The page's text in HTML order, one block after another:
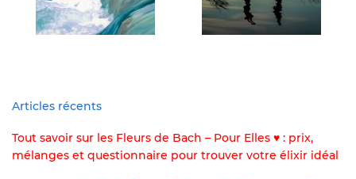
Articles récents
Tout savoir sur les Fleurs de Bach – Pour Elles ♥ : prix,
mélanges et questionnaire pour trouver votre élixir idéal